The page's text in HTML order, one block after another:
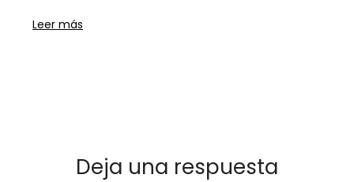
Leer más
Deja una respuesta